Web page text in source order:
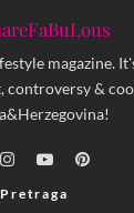
magazine.
controversy &
Pretraga